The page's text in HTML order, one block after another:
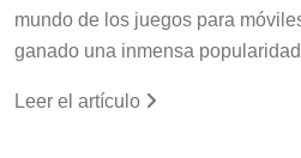
mundo de los juegos para
ganado una inmensa
Leer el artículo